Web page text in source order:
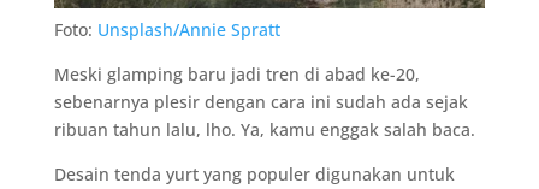
Foto: Unsplash/Annie Spratt
Meski glamping baru jadi tren di abad ke-20,
sebenarnya plesir dengan cara ini sudah ada sejak
ribuan tahun lalu, lho. Ya, kamu enggak salah baca.
Desain tenda yurt yang populer digunakan untuk